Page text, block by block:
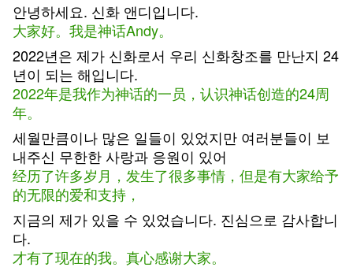
안녕하세요. 신화 앤디입니다.
大家好。我是神话Andy。
2022년은 제가 신화로서 우리 신화창조를 만난지 24
년이 되는 해입니다.
2022年是我作为神话的一员，认识神话创造的24周
年。
세월만큼이나 많은 일들이 있었지만 여러분들이 보
내주신 무한한 사랑과 응원이 있어
经历了许多岁月，发生了很多事情，但是有大家给予
的无限的爱和支持，
지금의 제가 있을 수 있었습니다. 진심으로 감사합니
다.
才有了现在的我。真心感谢大家。